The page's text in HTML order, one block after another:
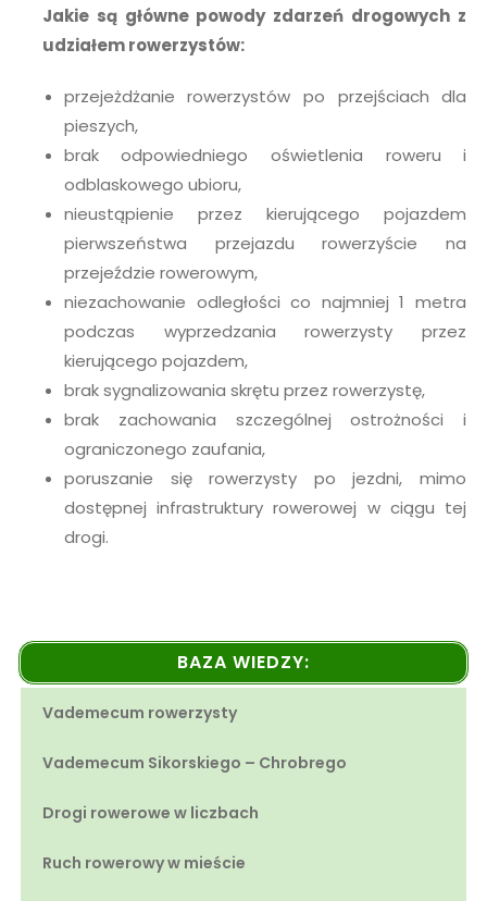
Jakie są główne powody zdarzeń drogowych z
udziałem rowerzystów:
przejeżdżanie rowerzystów po przejściach dla
pieszych,
brak odpowiedniego oświetlenia roweru i
odblaskowego ubioru,
nieustąpienie przez kierującego pojazdem
pierwszeństwa przejazdu rowerzyście na
przejeździe rowerowym,
niezachowanie odległości co najmniej 1 metra
podczas wyprzedzania rowerzysty przez
kierującego pojazdem,
brak sygnalizowania skrętu przez rowerzystę,
brak zachowania szczególnej ostrożności i
ograniczonego zaufania,
poruszanie się rowerzysty po jezdni, mimo
dostępnej infrastruktury rowerowej w ciągu tej
drogi.
BAZA WIEDZY:
Vademecum rowerzysty
Vademecum Sikorskiego – Chrobrego
Drogi rowerowe w liczbach
Ruch rowerowy w mieście